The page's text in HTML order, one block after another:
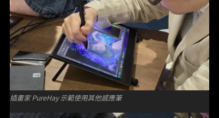
插畫家 PureHay 示範使用其他感應筆